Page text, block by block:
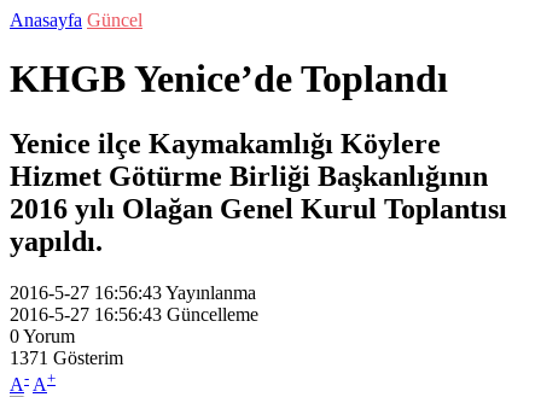
Anasayfa Güncel
KHGB Yenice’de Toplandı
Yenice ilçe Kaymakamlığı Köylere
Hizmet Götürme Birliği Başkanlığının
2016 yılı Olağan Genel Kurul Toplantısı
yapıldı.
2016-5-27 16:56:43Yayınlanma
2016-5-27 16:56:43 Güncelleme
0Yorum
1371 Gösterim
A- A+